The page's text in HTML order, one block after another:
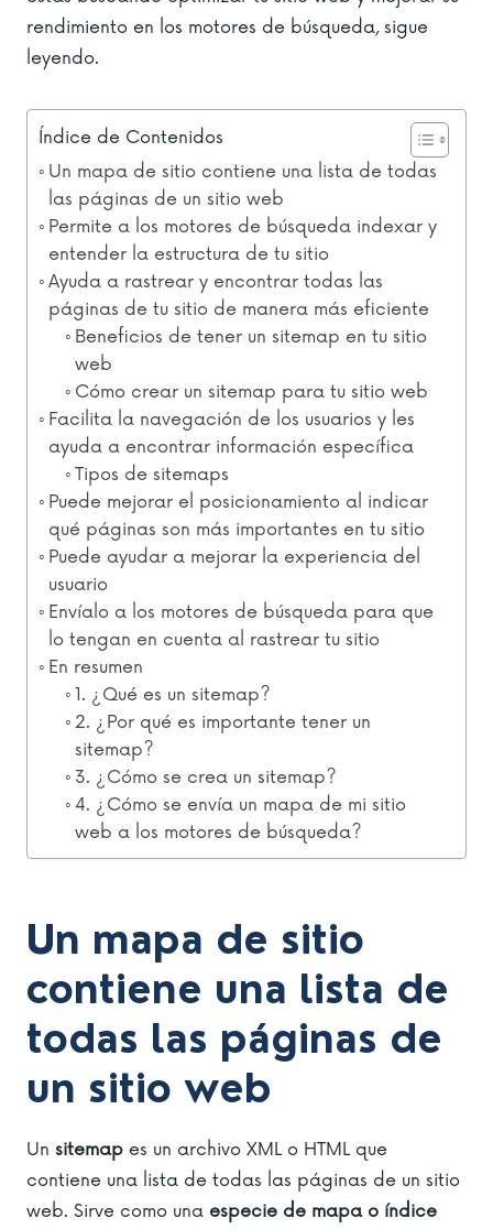
rendimiento en los motores de búsqueda, sigue
leyendo.
Índice de Contenidos
Un mapa de sitio contiene una lista de todas
las páginas de un sitio web
Permite a los motores de búsqueda indexar y
entender la estructura de tu sitio
Ayuda a rastrear y encontrar todas las
páginas de tu sitio de manera más eficiente
Beneficios de tener un sitemap en tu sitio
web
Cómo crear un sitemap para tu sitio web
Facilita la navegación de los usuarios y les
ayuda a encontrar información específica
Tipos de sitemaps
Puede mejorar el posicionamiento al indicar
qué páginas son más importantes en tu sitio
Puede ayudar a mejorar la experiencia del
usuario
Envíalo a los motores de búsqueda para que
lo tengan en cuenta al rastrear tu sitio
En resumen
1. ¿Qué es un sitemap?
2. ¿Por qué es importante tener un
sitemap?
3. ¿Cómo se crea un sitemap?
4. ¿Cómo se envía un mapa de mi sitio
web a los motores de búsqueda?
Un mapa de sitio
contiene una lista de
todas las páginas de
un sitio web
Un sitemap es un archivo XML o HTML que
contiene una lista de todas las páginas de un sitio
web. Sirve como una especie de mapa o índice